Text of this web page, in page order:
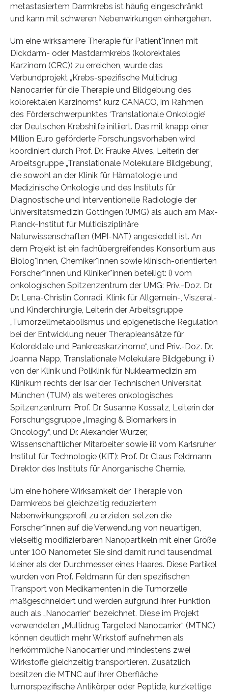
metastasiertem Darmkrebs ist häufig eingeschränkt
und kann mit schweren Nebenwirkungen einhergehen.
Um eine wirksamere Therapie für Patient*innen mit
Dickdarm- oder Mastdarmkrebs (kolorektales
Karzinom (CRC)) zu erreichen, wurde das
Verbundprojekt „Krebs-spezifische Multidrug
Nanocarrier für die Therapie und Bildgebung des
kolorektalen Karzinoms“, kurz CANACO, im Rahmen
des Förderschwerpunktes ‘Translationale Onkologie’
der Deutschen Krebshilfe initiiert. Das mit knapp einer
Million Euro geförderte Forschungsvorhaben wird
koordiniert durch Prof. Dr. Frauke Alves, Leiterin der
Arbeitsgruppe „Translationale Molekulare Bildgebung“,
die sowohl an der Klinik für Hämatologie und
Medizinische Onkologie und des Instituts für
Diagnostische und Interventionelle Radiologie der
Universitätsmedizin Göttingen (UMG) als auch am Max-
Planck-Institut für Multidisziplinäre
Naturwissenschaften (MPI-NAT) angesiedelt ist. An
dem Projekt ist ein fachübergreifendes Konsortium aus
Biolog*innen, Chemiker*innen sowie klinisch-orientierten
Forscher*innen und Kliniker*innen beteiligt: i) vom
onkologischen Spitzenzentrum der UMG: Priv.-Doz. Dr.
Dr. Lena-Christin Conradi, Klinik für Allgemein-, Viszeral-
und Kinderchirurgie, Leiterin der Arbeitsgruppe
„Tumorzellmetabolismus und epigenetische Regulation
bei der Entwicklung neuer Therapieansätze für
Kolorektale und Pankreaskarzinome“, und Priv.-Doz. Dr.
Joanna Napp, Translationale Molekulare Bildgebung; ii)
von der Klinik und Poliklinik für Nuklearmedizin am
Klinikum rechts der Isar der Technischen Universität
München (TUM) als weiteres onkologisches
Spitzenzentrum: Prof. Dr. Susanne Kossatz, Leiterin der
Forschungsgruppe „Imaging & Biomarkers in
Oncology“, und Dr. Alexander Wurzer,
Wissenschaftlicher Mitarbeiter sowie iii) vom Karlsruher
Institut für Technologie (KIT): Prof. Dr. Claus Feldmann,
Direktor des Instituts für Anorganische Chemie.
Um eine höhere Wirksamkeit der Therapie von
Darmkrebs bei gleichzeitig reduziertem
Nebenwirkungsprofil zu erzielen, setzen die
Forscher*innen auf die Verwendung von neuartigen,
vielseitig modifizierbaren Nanopartikeln mit einer Größe
unter 100 Nanometer. Sie sind damit rund tausendmal
kleiner als der Durchmesser eines Haares. Diese Partikel
wurden von Prof. Feldmann für den spezifischen
Transport von Medikamenten in die Tumorzelle
maßgeschneidert und werden aufgrund ihrer Funktion
auch als „Nanocarrier“ bezeichnet. Diese im Projekt
verwendeten „Multidrug Targeted Nanocarrier“ (MTNC)
können deutlich mehr Wirkstoff aufnehmen als
herkömmliche Nanocarrier und mindestens zwei
Wirkstoffe gleichzeitig transportieren. Zusätzlich
besitzen die MTNC auf ihrer Oberfläche
tumorspezifische Antikörper oder Peptide, kurzkettige